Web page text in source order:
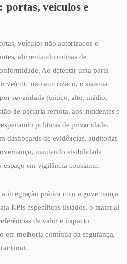
portas, veículos e
veículos não autorizados e
alimentando rotinas de
Ao detectar uma porta
veículo não autorizado, o sistema
severidade (crítico, alto, médio,
de portaria remota, aos incidentes e
políticas de privacidade.
dashboards de evidências, auditorias
mantendo visibilidade
espaço em vigilância constante.
integração prática com a governança
KPIs específicos listados, o material
de valor e impacto
em melhoria contínua da segurança,